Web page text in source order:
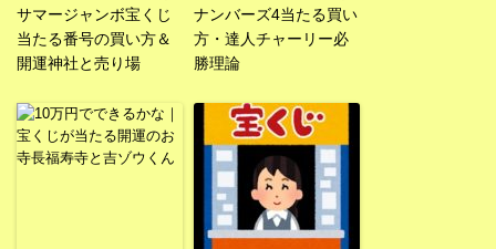
サマージャンボ宝くじ
当たる番号の買い方＆
開運神社と売り場
ナンバーズ4当たる買い
方・達人チャーリー必
勝理論